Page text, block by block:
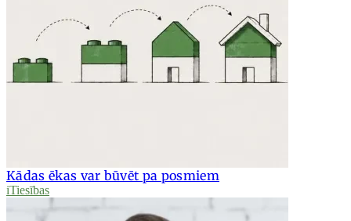
Kādas ēkas var būvēt pa posmiem
iTiesības